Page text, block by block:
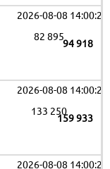
2026-08-08 14:00:29
94 918
82 895
2026-08-08 14:00:29
159 933
133 250
2026-08-08 14:00:29